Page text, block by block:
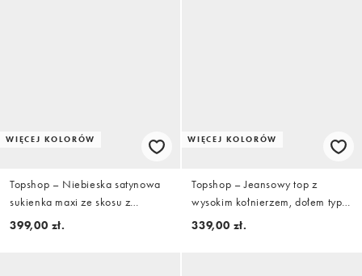
WIĘCEJ KOLORÓW
Topshop – Niebieska satynowa
sukienka maxi ze skosu z
dekoltem halter i odkrytymi
399,00 zł.
WIĘCEJ KOLORÓW
Topshop – Jeansowy top z
wysokim kołnierzem, dołem typu
bombka i efektem wybielenia
339,00 zł.